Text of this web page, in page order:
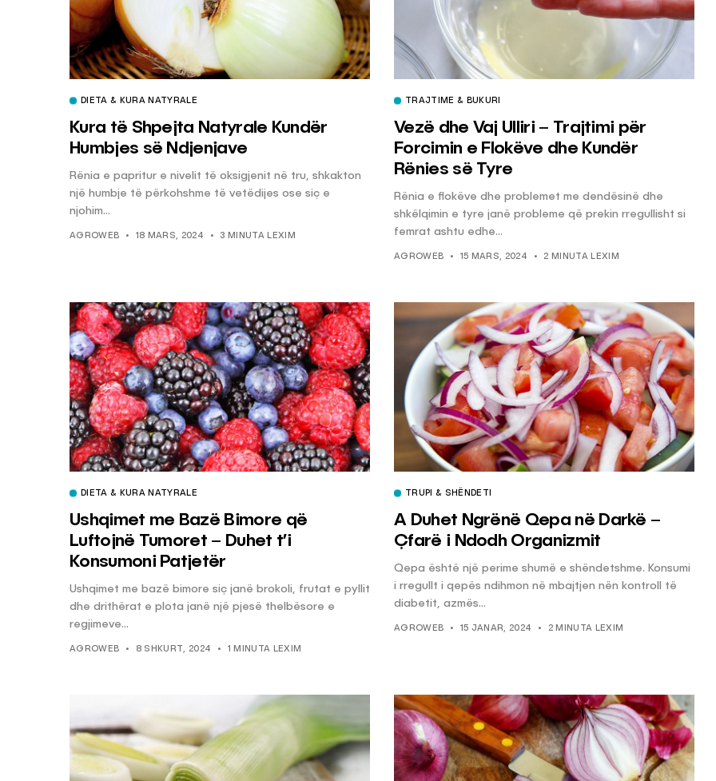
DIETA & KURA NATYRALE
Kura të Shpejta Natyrale Kundër
Humbjes së Ndjenjave
Rënia e papritur e nivelit të oksigjenit në tru, shkakton
një humbje të përkohshme të vetëdijes ose siç e
njohim...
AGROWEB 18 MARS, 2024 3 MINUTA LEXIM
TRAJTIME & BUKURI
Vezë dhe Vaj Ulliri – Trajtimi për
Forcimin e Flokëve dhe Kundër
Rënies së Tyre
Rënia e flokëve dhe problemet me dendësinë dhe
shkëlqimin e tyre janë probleme që prekin rregullisht si
femrat ashtu edhe...
AGROWEB 15 MARS, 2024 2 MINUTA LEXIM
DIETA & KURA NATYRALE
Ushqimet me Bazë Bimore që
Luftojnë Tumoret – Duhet t’i
Konsumoni Patjetër
Ushqimet me bazë bimore siç janë brokoli, frutat e pyllit
dhe drithërat e plota janë një pjesë thelbësore e
regjimeve...
AGROWEB 8 SHKURT, 2024 1 MINUTA LEXIM
TRUPI & SHËNDETI
A Duhet Ngrënë Qepa në Darkë –
Çfarë i Ndodh Organizmit
Qepa është një perime shumë e shëndetshme. Konsumi
i rregullt i qepës ndihmon në mbajtjen nën kontroll të
diabetit, azmës...
AGROWEB 15 JANAR, 2024 2 MINUTA LEXIM
Pse Nuk Duhet të Përdorni
Letrën e Aluminit për Ruajtjen
e Ushqimeve
KËSHILLA & IDE
Rreziqet dhe Problemet që
Vjetëruara